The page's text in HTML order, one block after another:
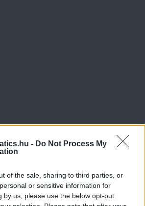
- Do Not Process My
of the sale, sharing to third parties, or
or sensitive information for
by us, please use the below opt-out